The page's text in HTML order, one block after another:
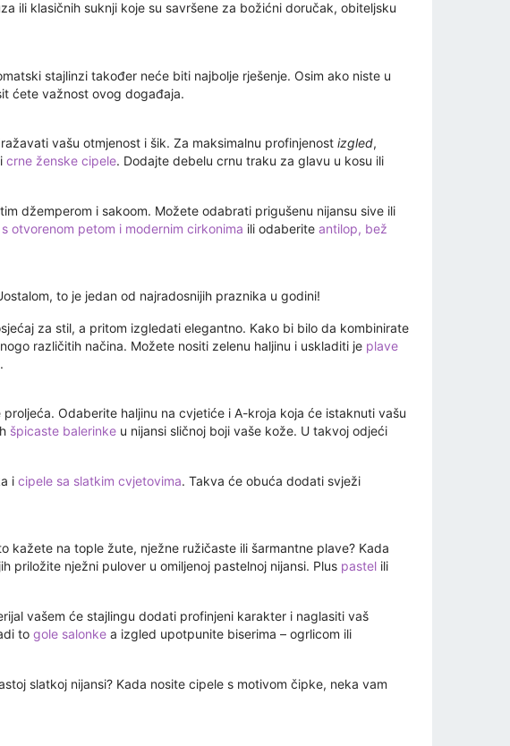
ili klasičnih suknji koje su savršene za božićni doručak, obiteljsku
stajlinzi također neće biti najbolje rješenje. Osim ako niste u
ćete važnost ovog događaja.
vašu otmjenost i šik. Za maksimalnu profinjenost izgled,
crne ženske cipele. Dodajte debelu crnu traku za glavu u kosu ili
džemperom i sakoom. Možete odabrati prigušenu nijansu sive ili
otvorenom petom i modernim cirkonima ili odaberite antilop, bež
to je jedan od najradosnijih praznika u godini!
za stil, a pritom izgledati elegantno. Kako bi bilo da kombinirate
različitih načina. Možete nositi zelenu haljinu i uskladiti je plave
Odaberite haljinu na cvjetiće i A-kroja koja će istaknuti vašu
špicaste balerinke u nijansi sličnoj boji vaše kože. U takvoj odjeći
i cipele sa slatkim cvjetovima. Takva će obuća dodati svježi
kažete na tople žute, nježne ružičaste ili šarmantne plave? Kada
priložite nježni pulover u omiljenoj pastelnoj nijansi. Plus pastel ili
vašem će stajlingu dodati profinjeni karakter i naglasiti vaš
to gole salonke a izgled upotpunite biserima – ogrlicom ili
slatkoj nijansi? Kada nosite cipele s motivom čipke, neka vam